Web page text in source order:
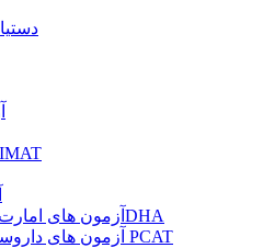
آزمون آیمت ایتالیا IMAT
آزمون های امارت متحده عربی(دبی)DHA
آزمون های داروسازی کانادا و آمریکا PCAT